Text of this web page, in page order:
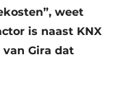
weet
is naast KNX
Gira dat